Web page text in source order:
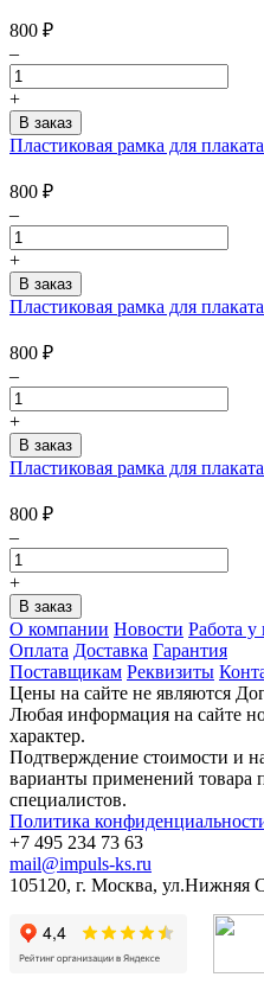
800 ₽
–
+
Пластиковая рамка для
800 ₽
–
+
Пластиковая рамка для
800 ₽
–
+
Пластиковая рамка для
800 ₽
–
+
О компании Новости Работа у
Оплата Доставка Гарантия
Поставщикам Реквизиты
Цены на сайте не являются
Любая информация на сайте
характер.
Подтверждение стоимости и
варианты применений товара
специалистов.
Политика
+7 495 234 73 63
mail@impuls-ks.ru
105120, г. Москва, ул.Нижняя